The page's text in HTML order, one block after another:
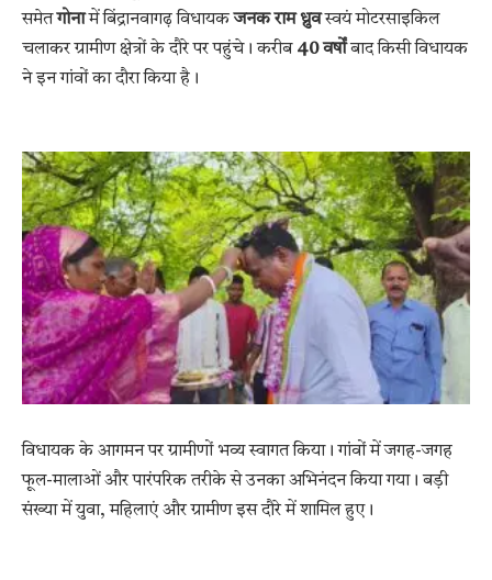
समेतगोनामें बिंद्रानवागढ़ विधायकजनक राम ध्रुवस्वयं मोटरसाइकिल
चलाकर ग्रामीण क्षेत्रों के दौरे पर पहुंचे। करीब40 वर्षोंबाद किसी विधायक
ने इन गांवों का दौरा किया है।
विधायक के आगमन पर ग्रामीणों भव्य स्वागत किया। गांवों में जगह-जगह
फूल-मालाओं और पारंपरिक तरीके से उनका अभिनंदन किया गया। बड़ी
संख्या में युवा, महिलाएं और ग्रामीण इस दौरे में शामिल हुए।